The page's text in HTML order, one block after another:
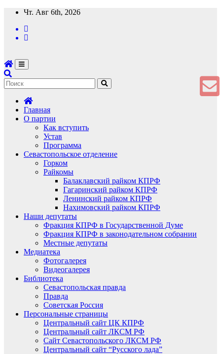
Перейти
содержимому
Чт. Авг 6th, 2026
Главная
О партии
Как вступить
Устав
Программа
Севастопольское отделение
Горком
Райкомы
Балаклавский райком КПРФ
Гагаринский райком КПРФ
Ленинский райком КПРФ
Нахимовский райком КПРФ
Наши депутаты
Фракция КПРФ в Государственной Думе
Фракция КПРФ в законодательном собрании
Местные депутаты
Медиатека
Фотогалерея
Видеогалерея
Библиотека
Севастопольская правда
Правда
Советская Россия
Персональные страницы
Центральный сайт ЦК КПРФ
Центральный сайт ЛКСМ РФ
Сайт Севастопольского ЛКСМ РФ
Центральный сайт “Русского лада”